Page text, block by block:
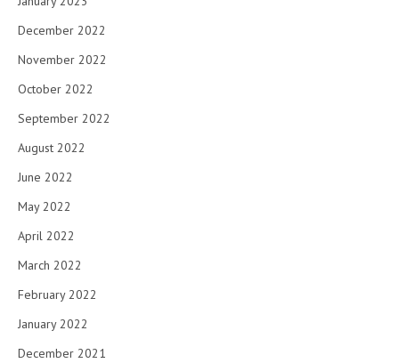
December 2022
November 2022
October 2022
September 2022
August 2022
June 2022
May 2022
April 2022
March 2022
February 2022
January 2022
December 2021